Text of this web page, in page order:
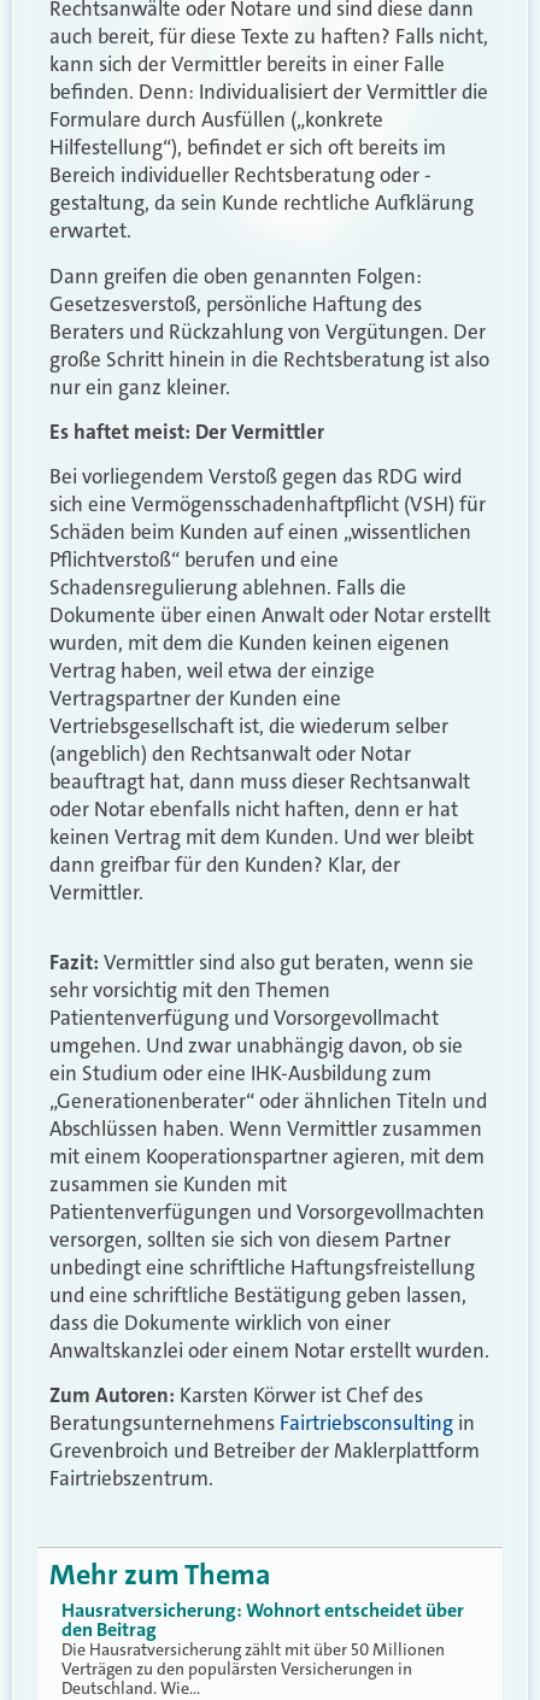
Rechtsanwälte oder Notare und sind diese dann
auch bereit, für diese Texte zu haften? Falls nicht,
kann sich der Vermittler bereits in einer Falle
befinden. Denn: Individualisiert der Vermittler die
Formulare durch Ausfüllen („konkrete
Hilfestellung“), befindet er sich oft bereits im
Bereich individueller Rechtsberatung oder -
gestaltung, da sein Kunde rechtliche Aufklärung
erwartet.
Dann greifen die oben genannten Folgen:
Gesetzesverstoß, persönliche Haftung des
Beraters und Rückzahlung von Vergütungen. Der
große Schritt hinein in die Rechtsberatung ist also
nur ein ganz kleiner.
Es haftet meist: Der Vermittler
Bei vorliegendem Verstoß gegen das RDG wird
sich eine Vermögensschadenhaftpflicht (VSH) für
Schäden beim Kunden auf einen „wissentlichen
Pflichtverstoß“ berufen und eine
Schadensregulierung ablehnen. Falls die
Dokumente über einen Anwalt oder Notar erstellt
wurden, mit dem die Kunden keinen eigenen
Vertrag haben, weil etwa der einzige
Vertragspartner der Kunden eine
Vertriebsgesellschaft ist, die wiederum selber
(angeblich) den Rechtsanwalt oder Notar
beauftragt hat, dann muss dieser Rechtsanwalt
oder Notar ebenfalls nicht haften, denn er hat
keinen Vertrag mit dem Kunden. Und wer bleibt
dann greifbar für den Kunden? Klar, der
Vermittler.
Fazit: Vermittler sind also gut beraten, wenn sie
sehr vorsichtig mit den Themen
Patientenverfügung und Vorsorgevollmacht
umgehen. Und zwar unabhängig davon, ob sie
ein Studium oder eine IHK-Ausbildung zum
„Generationenberater“ oder ähnlichen Titeln und
Abschlüssen haben. Wenn Vermittler zusammen
mit einem Kooperationspartner agieren, mit dem
zusammen sie Kunden mit
Patientenverfügungen und Vorsorgevollmachten
versorgen, sollten sie sich von diesem Partner
unbedingt eine schriftliche Haftungsfreistellung
und eine schriftliche Bestätigung geben lassen,
dass die Dokumente wirklich von einer
Anwaltskanzlei oder einem Notar erstellt wurden.
Zum Autoren: Karsten Körwer ist Chef des
Beratungsunternehmens Fairtriebsconsulting in
Grevenbroich und Betreiber der Maklerplattform
Fairtriebszentrum.
Mehr zum Thema
Hausratversicherung: Wohnort entscheidet über
den Beitrag
Die Hausratversicherung zählt mit über 50 Millionen
Verträgen zu den populärsten Versicherungen in
Deutschland. Wie…